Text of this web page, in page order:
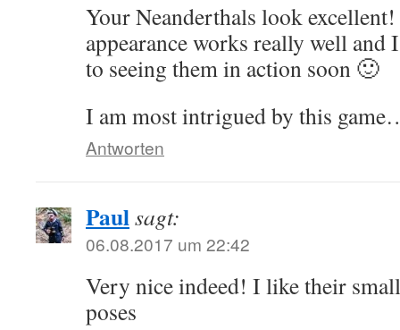
Your Neanderthals look
appearance works really well
to seeing them in action soon 🙂
I am most intrigued by this
Antworten
Paulsagt:
06.08.2017 um 22:42
Very nice indeed! I like their
poses